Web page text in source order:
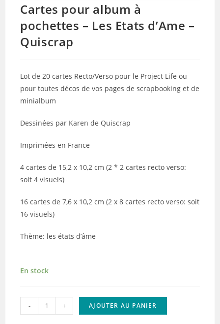
Cartes pour album à
pochettes – Les Etats d’Ame –
Quiscrap
Lot de 20 cartes Recto/Verso pour le Project Life ou
pour toutes décos de vos pages de scrapbooking et de
minialbum
Dessinées par Karen de Quiscrap
Imprimées en France
4 cartes de 15,2 x 10,2 cm (2 * 2 cartes recto verso:
soit 4 visuels)
16 cartes de 7,6 x 10,2 cm (2 x 8 cartes recto verso: soit
16 visuels)
Thème: les états d’âme
En stock
quantité
de
- + AJOUTER AU PANIER